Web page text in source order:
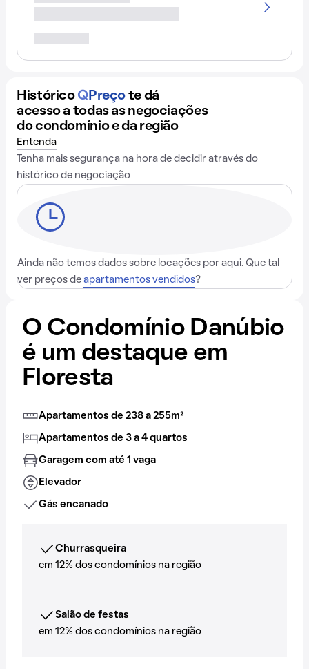
Histórico QPreço te dá
acesso a todas as negociações
do condomínio e da região
Entenda
Tenha mais segurança na hora de decidir através do
histórico de negociação
Ainda não temos dados sobre locações por aqui. Que tal
ver preços de apartamentos vendidos?
O Condomínio Danúbio
é um destaque em
Floresta
Apartamentos de 238 a 255m²
Apartamentos de 3 a 4 quartos
Garagem com até 1 vaga
Elevador
Gás encanado
Churrasqueira
em 12% dos condomínios na região
Salão de festas
em 12% dos condomínios na região